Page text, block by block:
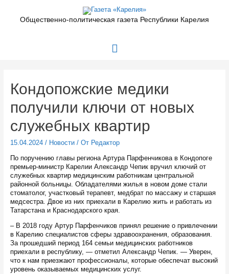
содержимомуОбщественно-политическая газета Республики Карелия
Главное
Кондопожские медики
получили ключи от новых
служебных квартир
15.04.2024/ Новости/ От Редактор
По поручению главы региона Артура Парфенчикова в Кондопоге
премьер-министр Карелии Александр Чепик вручил ключий от
служебных квартир медицинским работникам центральной
районной больницы. Обладателями жилья в новом доме стали
стоматолог, участковый терапевт, медбрат по массажу и старшая
медсестра. Двое из них приехали в Карелию жить и работать из
Татарстана и Краснодарского края.
– В 2018 году Артур Парфенчиков принял решение о привлечении
в Карелию специалистов сферы здравоохранения, образования.
За прошедший период 164 семьи медицинских работников
приехали в республику, — отметил Александр Чепик. — Уверен,
что к нам приезжают профессионалы, которые обеспечат высокий
уровень оказываемых медицинских услуг.